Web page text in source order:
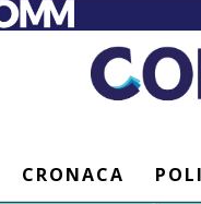
CRONACA